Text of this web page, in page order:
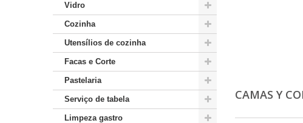
Vidro
Cozinha
Utensílios de cozinha
Facas e Corte
Pastelaria
Serviço de tabela
Limpeza gastro
CAMAS Y